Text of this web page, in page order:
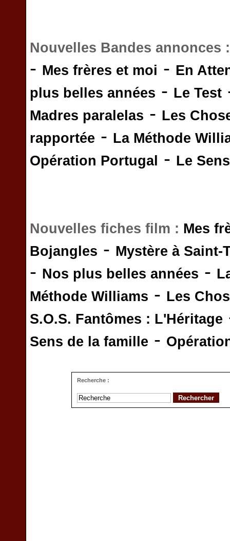
Nouvelles Bandes annonces
- Mes frères et moi - En
plus belles années - Le Test
Madres paralelas - Les
rapportée - La Méthode
Opération Portugal
- Le
Nouvelles fiches film : Mes
Bojangles - Mystère à Saint-
- Nos plus belles années -
Méthode Williams - Les
S.O.S. Fantômes : L'Héritage
Sens de la famille -
Recherche :